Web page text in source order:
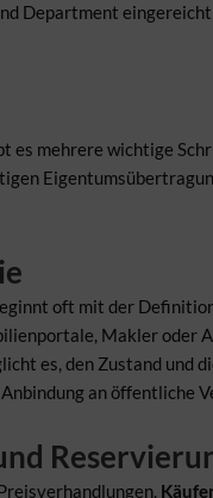
Department
es mehrere wichtige
oft mit der
Makler oder
es, den Zustand und
an öffentliche